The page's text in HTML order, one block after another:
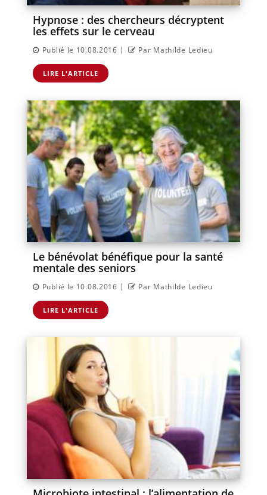
Hypnose : des chercheurs décryptent
les effets sur le cerveau
Publié le 10.08.2016 | Par Mathilde Ledieu
LIRE L'ARTICLE
Le bénévolat bénéfique pour la santé
mentale des seniors
Publié le 10.08.2016 | Par Mathilde Ledieu
LIRE L'ARTICLE